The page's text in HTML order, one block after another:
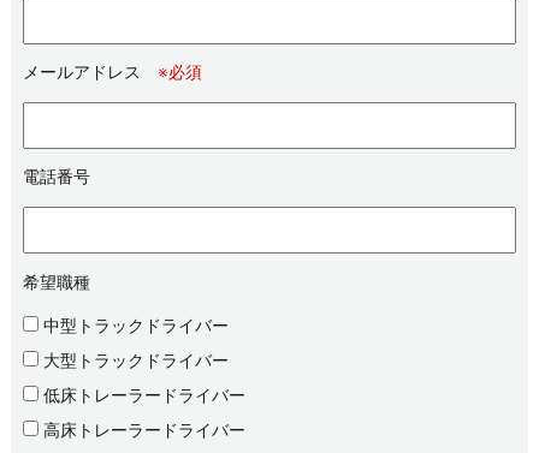
メールアドレス ※必須
電話番号
希望職種
中型トラックドライバー
大型トラックドライバー
低床トレーラードライバー
高床トレーラードライバー